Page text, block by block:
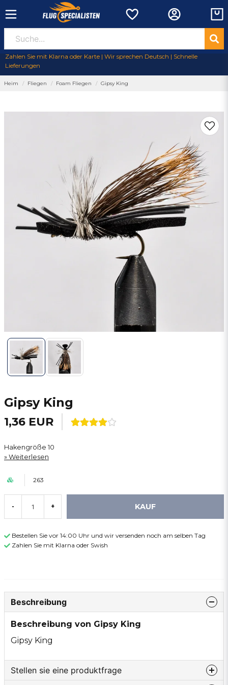
Zahlen Sie mit Klarna oder Karte | Wir sprechen Deutsch | Schnelle
Lieferungen
Heim Fliegen Foam Fliegen Gipsy King
Gipsy King
1,36 EUR
Hakengröße 10
Weiterlesen
263
- + KAUF
Bestellen Sie vor 14:00 Uhr und wir versenden noch am selben Tag
Zahlen Sie mit Klarna oder Swish
Beschreibung
Beschreibung von Gipsy King
Gipsy King
Stellen sie eine produktfrage